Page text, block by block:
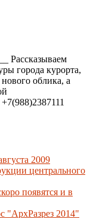
Рассказываем
города курорта,
облика, а
2009
центрального
появятся и в
"АрхРазрез 2014"